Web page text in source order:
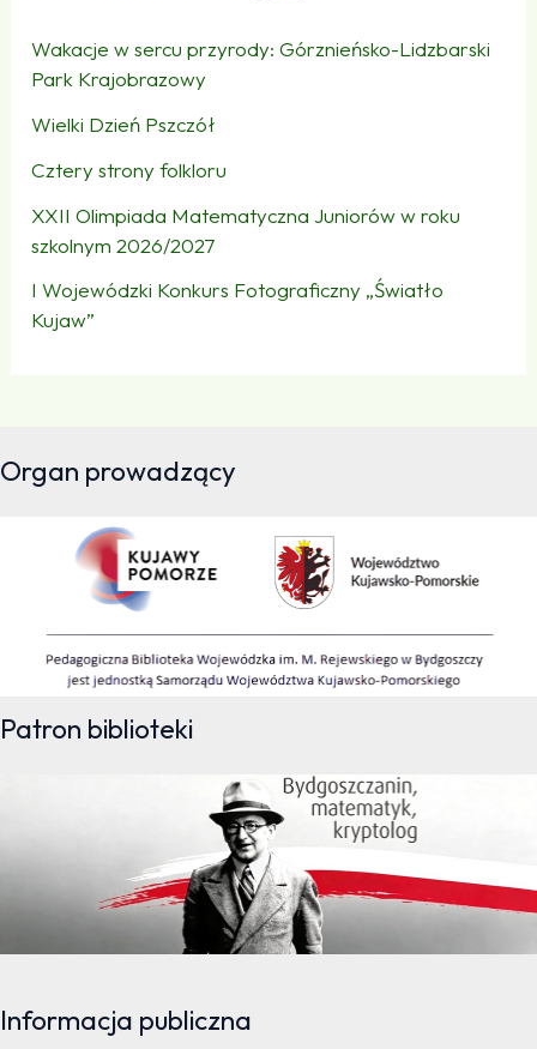
Wakacje w sercu przyrody: Górznieńsko-Lidzbarski
Park Krajobrazowy
Wielki Dzień Pszczół
Cztery strony folkloru
XXII Olimpiada Matematyczna Juniorów w roku
szkolnym 2026/2027
I Wojewódzki Konkurs Fotograficzny „Światło
Kujaw”
Organ prowadzący
Patron biblioteki
Informacja publiczna